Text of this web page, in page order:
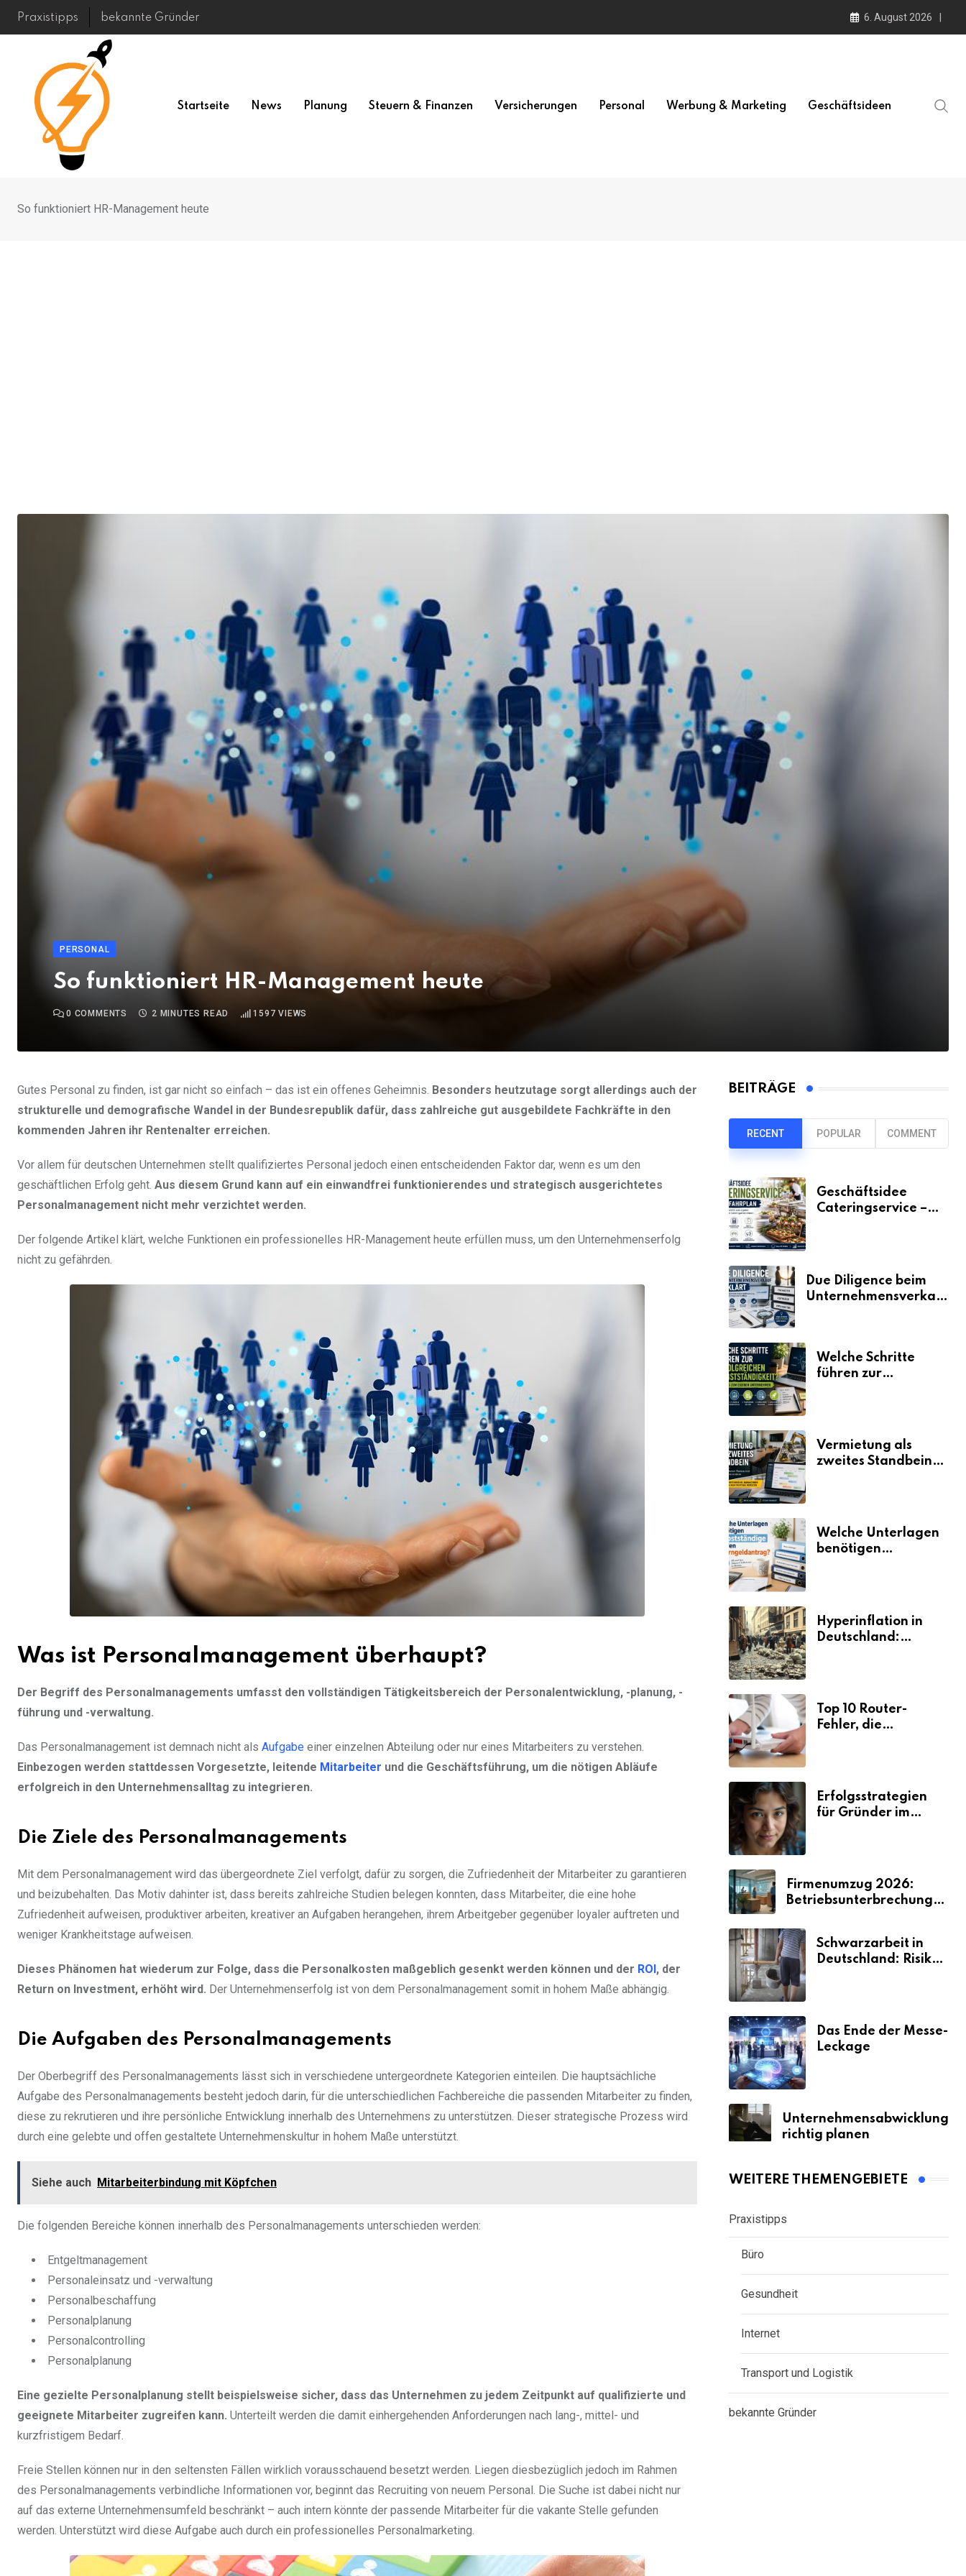
Skip
Praxistipps bekannte Gründer 6. August 2026
Startseite News Planung Steuern & Finanzen Versicherungen Personal Werbung & Marketing Geschäftsideen
So funktioniert HR-Management heute
PERSONAL
So funktioniert HR-Management heute
0 COMMENTS 2 MINUTES READ 1597 VIEWS
Gutes Personal zu finden, ist gar nicht so einfach – das ist ein offenes Geheimnis. Besonders heutzutage sorgt allerdings auch der
strukturelle und demografische Wandel in der Bundesrepublik dafür, dass zahlreiche gut ausgebildete Fachkräfte in den
kommenden Jahren ihr Rentenalter erreichen.
Vor allem für deutschen Unternehmen stellt qualifiziertes Personal jedoch einen entscheidenden Faktor dar, wenn es um den
geschäftlichen Erfolg geht. Aus diesem Grund kann auf ein einwandfrei funktionierendes und strategisch ausgerichtetes
Personalmanagement nicht mehr verzichtet werden.
Der folgende Artikel klärt, welche Funktionen ein professionelles HR-Management heute erfüllen muss, um den Unternehmenserfolg
nicht zu gefährden.
Was ist Personalmanagement überhaupt?
Der Begriff des Personalmanagements umfasst den vollständigen Tätigkeitsbereich der Personalentwicklung, -planung, -
führung und -verwaltung.
Das Personalmanagement ist demnach nicht als Aufgabe einer einzelnen Abteilung oder nur eines Mitarbeiters zu verstehen.
Einbezogen werden stattdessen Vorgesetzte, leitende Mitarbeiter und die Geschäftsführung, um die nötigen Abläufe
erfolgreich in den Unternehmensalltag zu integrieren.
Die Ziele des Personalmanagements
Mit dem Personalmanagement wird das übergeordnete Ziel verfolgt, dafür zu sorgen, die Zufriedenheit der Mitarbeiter zu garantieren
und beizubehalten. Das Motiv dahinter ist, dass bereits zahlreiche Studien belegen konnten, dass Mitarbeiter, die eine hohe
Zufriedenheit aufweisen, produktiver arbeiten, kreativer an Aufgaben herangehen, ihrem Arbeitgeber gegenüber loyaler auftreten und
weniger Krankheitstage aufweisen.
Dieses Phänomen hat wiederum zur Folge, dass die Personalkosten maßgeblich gesenkt werden können und der ROI , der
Return on Investment, erhöht wird. Der Unternehmenserfolg ist von dem Personalmanagement somit in hohem Maße abhängig.
Die Aufgaben des Personalmanagements
Der Oberbegriff des Personalmanagements lässt sich in verschiedene untergeordnete Kategorien einteilen. Die hauptsächliche
Aufgabe des Personalmanagements besteht jedoch darin, für die unterschiedlichen Fachbereiche die passenden Mitarbeiter zu finden,
diese zu rekrutieren und ihre persönliche Entwicklung innerhalb des Unternehmens zu unterstützen. Dieser strategische Prozess wird
durch eine gelebte und offen gestaltete Unternehmenskultur in hohem Maße unterstützt.
Siehe auch Mitarbeiterbindung mit Köpfchen
Die folgenden Bereiche können innerhalb des Personalmanagements unterschieden werden:
Entgeltmanagement
Personaleinsatz und -verwaltung
Personalbeschaffung
Personalplanung
Personalcontrolling
Personalplanung
Eine gezielte Personalplanung stellt beispielsweise sicher, dass das Unternehmen zu jedem Zeitpunkt auf qualifizierte und
geeignete Mitarbeiter zugreifen kann. Unterteilt werden die damit einhergehenden Anforderungen nach lang-, mittel- und
kurzfristigem Bedarf.
Freie Stellen können nur in den seltensten Fällen wirklich vorausschauend besetzt werden. Liegen diesbezüglich jedoch im Rahmen
des Personalmanagements verbindliche Informationen vor, beginnt das Recruiting von neuem Personal. Die Suche ist dabei nicht nur
auf das externe Unternehmensumfeld beschränkt – auch intern könnte der passende Mitarbeiter für die vakante Stelle gefunden
werden. Unterstützt wird diese Aufgabe auch durch ein professionelles Personalmarketing.
BEITRÄGE
RECENT POPULAR COMMENT
Geschäftsidee
Cateringservice –
Due Diligence beim
Unternehmensverkauf
Welche Schritte
führen zur
Vermietung als
zweites Standbein:
Umsätze machen
Welche Unterlagen
benötigen
Hyperinflation in
Deutschland:
Top 10 Router-
Fehler, die
Erfolgsstrategien
für Gründer im
Firmenumzug 2026:
Betriebsunterbrechungen
Schwarzarbeit in
Deutschland: Risiken
Das Ende der Messe-
Leckage
Unternehmensabwicklung
richtig planen
WEITERE THEMENGEBIETE
Praxistipps
Büro
Gesundheit
Internet
Transport und Logistik
bekannte Gründer